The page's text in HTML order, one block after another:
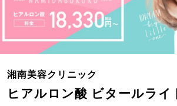
湘南美容クリニック
ヒアルロン酸 ビタールライ